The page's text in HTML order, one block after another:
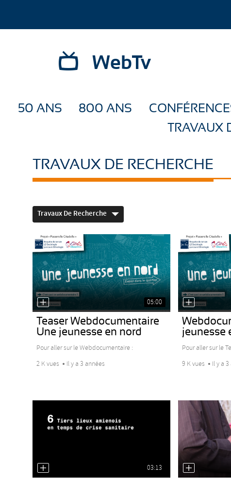
WebTv
50 ANS 800 ANS
TRAVAUX
TRAVAUX DE RECHERCHE
Travaux De Recherche
05:00
Teaser Webdocumentaire
Une jeunesse en nord
Pour aller sur le Webdocumentaire :
2 K vues
Il y a 3 années
jeunesse
Pour aller sur le
9 K vues
Il y a
03:13